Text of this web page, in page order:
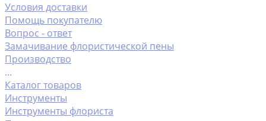
Условия доставки
Помощь покупателю
Вопрос - ответ
Замачивание флористической пены
Производство
...
Каталог товаров
Инструменты
Инструменты флориста